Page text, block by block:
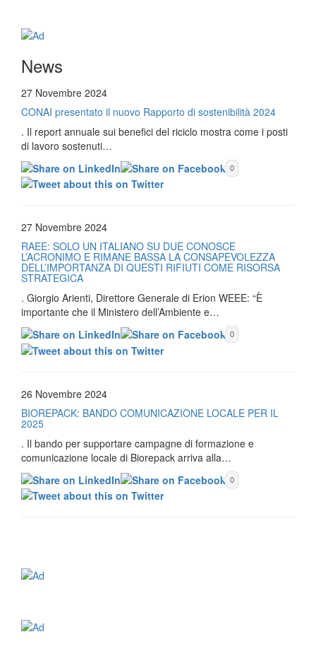
News
27 Novembre 2024
CONAI presentato il nuovo Rapporto di sostenibilità 2024
. Il report annuale sui benefici del riciclo mostra come i posti
di lavoro sostenuti…
0
27 Novembre 2024
RAEE: SOLO UN ITALIANO SU DUE CONOSCE
L’ACRONIMO E RIMANE BASSA LA CONSAPEVOLEZZA
DELL’IMPORTANZA DI QUESTI RIFIUTI COME RISORSA
STRATEGICA
. Giorgio Arienti, Direttore Generale di Erion WEEE: “È
importante che il Ministero dell’Ambiente e…
0
26 Novembre 2024
BIOREPACK: BANDO COMUNICAZIONE LOCALE PER IL
2025
. Il bando per supportare campagne di formazione e
comunicazione locale di Biorepack arriva alla…
0